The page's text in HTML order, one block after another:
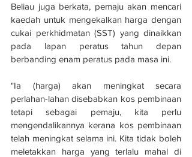
Beliau juga berkata, pemaju akan mencari
kaedah untuk mengekalkan harga dengan
cukai perkhidmatan (SST) yang dinaikkan
pada lapan peratus tahun depan
berbanding enam peratus pada masa ini.
"Ia (harga) akan meningkat secara
perlahan-lahan disebabkan kos pembinaan
tetapi sebagai pemaju, kita perlu
mengendalikannya kerana kos pembinaan
telah meningkat selama ini. Kita tidak boleh
meletakkan harga yang terlalu mahal di